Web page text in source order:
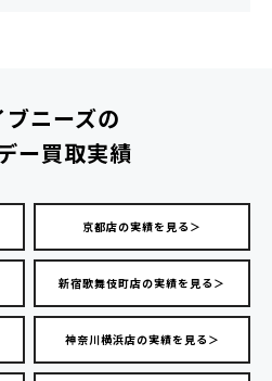
ブニーズの
ー買取実績
京都店の実績を見る＞
新宿歌舞伎町店の実績を見る＞
神奈川横浜店の実績を見る＞